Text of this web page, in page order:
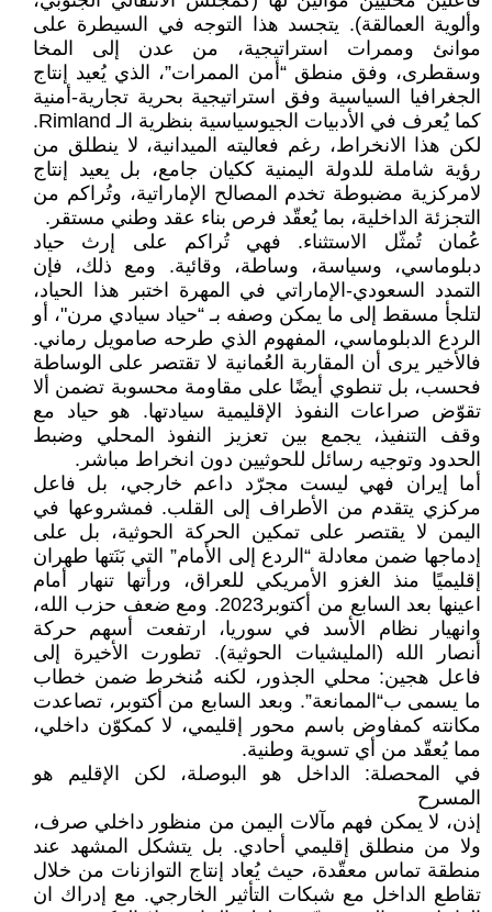
وألوية العمالقة). يتجسد هذا التوجه في السيطرة على
موانئ وممرات استراتيجية، من عدن إلى المخا
وسقطرى، وفق منطق “أمن الممرات”، الذي يُعيد إنتاج
الجغرافيا السياسية وفق استراتيجية بحرية تجارية-أمنية
كما يُعرف في الأدبيات الجيوسياسية بنظرية الـ Rimland.
لكن هذا الانخراط، رغم فعاليته الميدانية، لا ينطلق من
رؤية شاملة للدولة اليمنية ككيان جامع، بل يعيد إنتاج
لامركزية مضبوطة تخدم المصالح الإماراتية، وتُراكم من
التجزئة الداخلية، بما يُعقّد فرص بناء عقد وطني مستقر.
عُمان تُمثّل الاستثناء. فهي تُراكم على إرث حياد
دبلوماسي، وسياسة، وساطة، وقائية. ومع ذلك، فإن
التمدد السعودي-الإماراتي في المهرة اختبر هذا الحياد،
لتلجأ مسقط إلى ما يمكن وصفه بـ “حياد سيادي مرن"، أو
الردع الدبلوماسي، المفهوم الذي طرحه صامويل رماني.
فالأخير يرى أن المقاربة العُمانية لا تقتصر على الوساطة
فحسب، بل تنطوي أيضًا على مقاومة محسوبة تضمن ألا
تقوّض صراعات النفوذ الإقليمية سيادتها. هو حياد مع
وقف التنفيذ، يجمع بين تعزيز النفوذ المحلي وضبط
الحدود وتوجيه رسائل للحوثيين دون انخراط مباشر.
أما إيران فهي ليست مجرّد داعم خارجي، بل فاعل
مركزي يتقدم من الأطراف إلى القلب. فمشروعها في
اليمن لا يقتصر على تمكين الحركة الحوثية، بل على
إدماجها ضمن معادلة “الردع إلى الأمام” التي بَنَتها طهران
إقليميًا منذ الغزو الأمريكي للعراق، ورأتها تنهار أمام
اعينها بعد السابع من أكتوبر2023. ومع ضعف حزب الله،
وانهيار نظام الأسد في سوريا، ارتفعت أسهم حركة
أنصار الله (المليشيات الحوثية). تطورت الأخيرة إلى
فاعل هجين: محلي الجذور، لكنه مُنخرط ضمن خطاب
ما يسمى ب“الممانعة”. وبعد السابع من أكتوبر، تصاعدت
مكانته كمفاوض باسم محور إقليمي، لا كمكوّن داخلي،
مما يُعقّد من أي تسوية وطنية.
في المحصلة: الداخل هو البوصلة، لكن الإقليم هو
المسرح
إذن، لا يمكن فهم مآلات اليمن من منظور داخلي صرف،
ولا من منطلق إقليمي أحادي. بل يتشكل المشهد عند
منطقة تماس معقّدة، حيث يُعاد إنتاج التوازنات من خلال
تقاطع الداخل مع شبكات التأثير الخارجي. مع إدراك ان